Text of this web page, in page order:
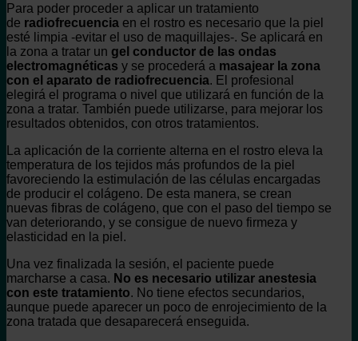
Para poder proceder a aplicar un tratamiento
de radiofrecuencia en el rostro es necesario que la piel
esté limpia -evitar el uso de maquillajes-. Se aplicará en
la zona a tratar un gel conductor de las ondas
electromagnéticas y se procederá a masajear la zona
con el aparato de radiofrecuencia. El profesional
elegirá el programa o nivel que utilizará en función de la
zona a tratar. También puede utilizarse, para mejorar los
resultados obtenidos, con otros tratamientos.
La aplicación de la corriente alterna en el rostro eleva la
temperatura de los tejidos más profundos de la piel
favoreciendo la estimulación de las células encargadas
de producir el colágeno. De esta manera, se crean
nuevas fibras de colágeno, que con el paso del tiempo se
van deteriorando, y se consigue de nuevo firmeza y
elasticidad en la piel.
Una vez finalizada la sesión, el paciente puede
marcharse a casa. No es necesario utilizar anestesia
con este tratamiento. No tiene efectos secundarios,
aunque puede aparecer un poco de enrojecimiento de la
zona tratada que desaparecerá enseguida.